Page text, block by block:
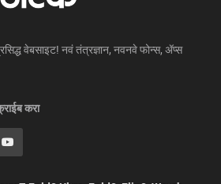
वेबसाइट! नवं तंत्रज्ञान, नवनवे फोन्स, ॲप्स
करा